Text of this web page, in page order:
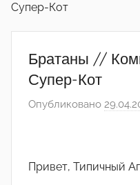
Супер-Кот
Братаны //
Супер-Кот
Опубликовано
Привет, Типичный